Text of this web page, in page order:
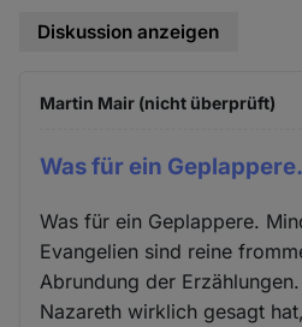
Diskussion anzeigen
Martin Mair (nicht überprüft)
Was für ein Geplappere.
Was für ein Geplappere.
Evangelien sind reine
Abrundung der
Nazareth wirklich gesagt